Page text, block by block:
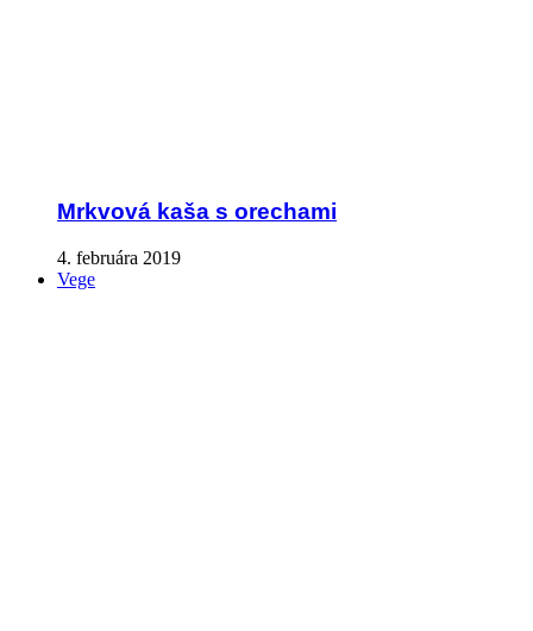
Mrkvová kaša s orechami
4. februára 2019
Vege